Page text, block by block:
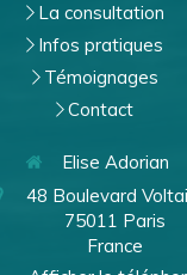
La consultation
Infos pratiques
Témoignages
Contact
Elise Adorian
48 Boulevard
75011 Paris
France